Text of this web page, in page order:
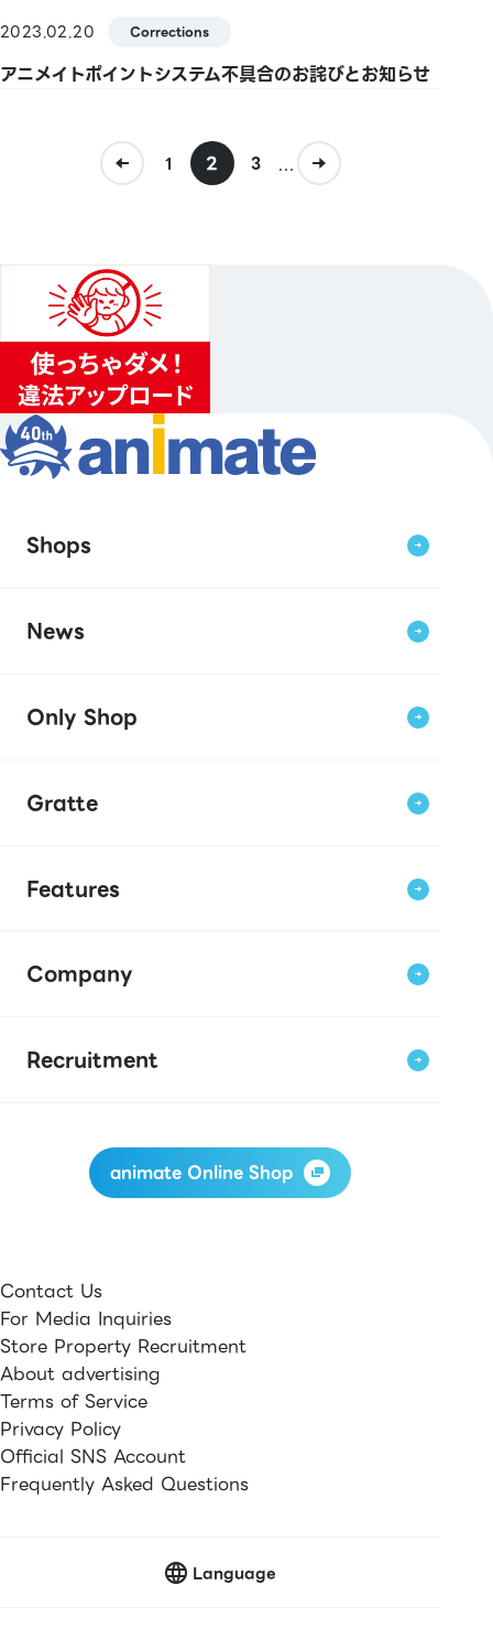
2023.02.20 Corrections
アニメイトポイントシステム不具合のお詫びとお知らせ
1 2 3 ...
Shops
News
Only Shop
Gratte
Features
Company
Recruitment
animate Online Shop
Contact Us
For Media Inquiries
Store Property Recruitment
About advertising
Terms of Service
Privacy Policy
Official SNS Account
Frequently Asked Questions
Language